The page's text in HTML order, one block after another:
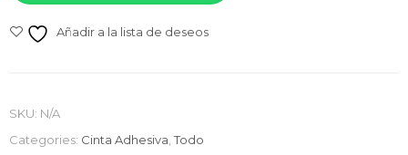
Añadir a la lista de deseos
SKU: N/A
Categories: Cinta Adhesiva ,Todo